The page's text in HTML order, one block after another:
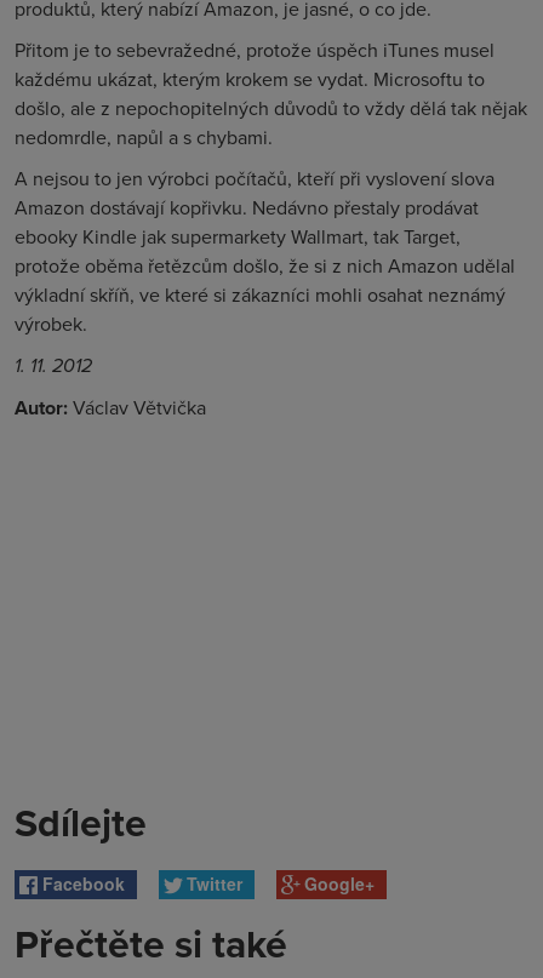
produktů, který nabízí Amazon, je jasné, o co jde.
Přitom je to sebevražedné, protože úspěch iTunes musel
každému ukázat, kterým krokem se vydat. Microsoftu to
došlo, ale z nepochopitelných důvodů to vždy dělá tak nějak
nedomrdle, napůl a s chybami.
A nejsou to jen výrobci počítačů, kteří při vyslovení slova
Amazon dostávají kopřivku. Nedávno přestaly prodávat
ebooky Kindle jak supermarkety Wallmart, tak Target,
protože oběma řetězcům došlo, že si z nich Amazon udělal
výkladní skříň, ve které si zákazníci mohli osahat neznámý
výrobek.
1. 11. 2012
Autor: Václav Větvička
Sdílejte
Facebook Twitter Google+
Přečtěte si také